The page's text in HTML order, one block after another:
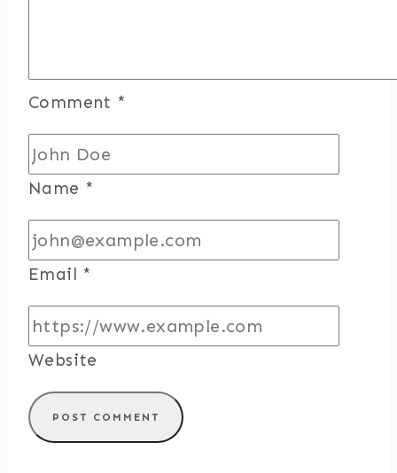
Comment *
Name *
Email *
Website